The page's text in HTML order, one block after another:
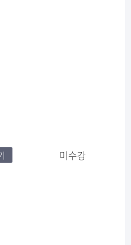
미수강